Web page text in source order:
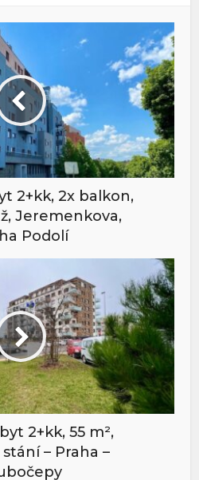
2+kk, 2x balkon,
Jeremenkova,
Podolí
2+kk, 55 m²,
– Praha –